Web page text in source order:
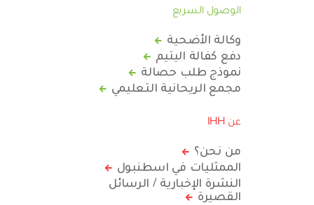
الوصول السريع
وكالة الأضحية
دفع كفالة اليتيم
نموذج طلب حصالة
مجمع الريحانية التعليمي
عن IHH
من نحن؟
الممثليات في اسطنبول
النشرة الإخبارية / الرسائل
القصيرة